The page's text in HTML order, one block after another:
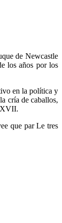
de Newcastle
los años por los
en la política y
cría de caballos,
XVII.
que par Le tres